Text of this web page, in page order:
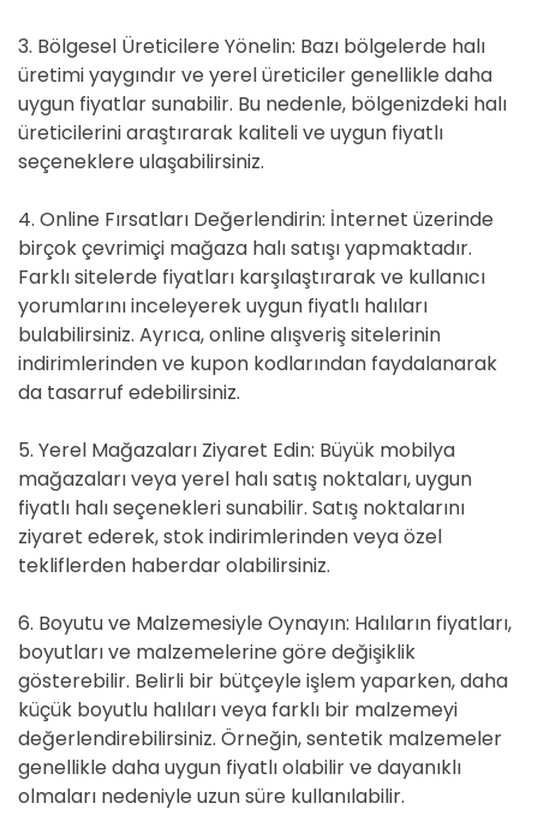
3. Bölgesel Üreticilere Yönelin: Bazı bölgelerde halı
üretimi yaygındır ve yerel üreticiler genellikle daha
uygun fiyatlar sunabilir. Bu nedenle, bölgenizdeki halı
üreticilerini araştırarak kaliteli ve uygun fiyatlı
seçeneklere ulaşabilirsiniz.
4. Online Fırsatları Değerlendirin: İnternet üzerinde
birçok çevrimiçi mağaza halı satışı yapmaktadır.
Farklı sitelerde fiyatları karşılaştırarak ve kullanıcı
yorumlarını inceleyerek uygun fiyatlı halıları
bulabilirsiniz. Ayrıca, online alışveriş sitelerinin
indirimlerinden ve kupon kodlarından faydalanarak
da tasarruf edebilirsiniz.
5. Yerel Mağazaları Ziyaret Edin: Büyük mobilya
mağazaları veya yerel halı satış noktaları, uygun
fiyatlı halı seçenekleri sunabilir. Satış noktalarını
ziyaret ederek, stok indirimlerinden veya özel
tekliflerden haberdar olabilirsiniz.
6. Boyutu ve Malzemesiyle Oynayın: Halıların fiyatları,
boyutları ve malzemelerine göre değişiklik
gösterebilir. Belirli bir bütçeyle işlem yaparken, daha
küçük boyutlu halıları veya farklı bir malzemeyi
değerlendirebilirsiniz. Örneğin, sentetik malzemeler
genellikle daha uygun fiyatlı olabilir ve dayanıklı
olmaları nedeniyle uzun süre kullanılabilir.